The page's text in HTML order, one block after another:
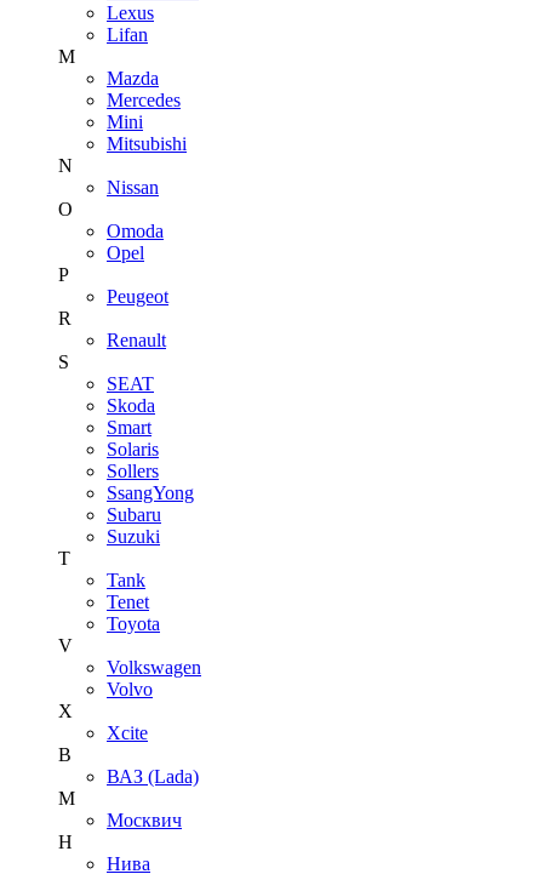
Lexus
Lifan
M
Mazda
Mercedes
Mini
Mitsubishi
N
Nissan
O
Omoda
Opel
P
Peugeot
R
Renault
S
SEAT
Skoda
Smart
Solaris
Sollers
SsangYong
Subaru
Suzuki
T
Tank
Tenet
Toyota
V
Volkswagen
Volvo
X
Xcite
В
ВАЗ (Lada)
М
Москвич
Н
Нива